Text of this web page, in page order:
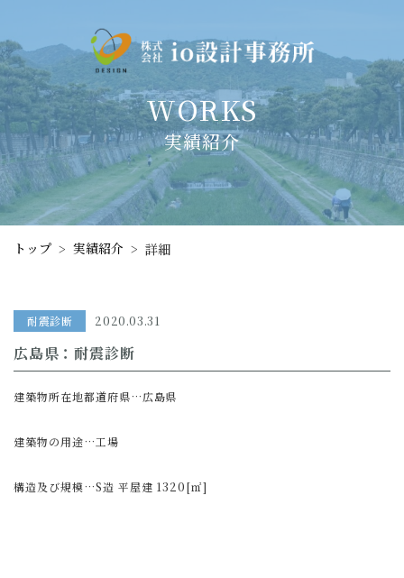
WORKS
実績紹介
トップ > 実績紹介 > 詳細
耐震診断 2020.03.31
広島県：耐震診断
建築物所在地都道府県…広島県
建築物の用途…工場
構造及び規模…S造 平屋建 1320[㎡]